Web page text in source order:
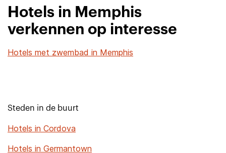
Hotels in Memphis
verkennen op interesse
Hotels met zwembad in Memphis
Steden in de buurt
Hotels in Cordova
Hotels in Germantown